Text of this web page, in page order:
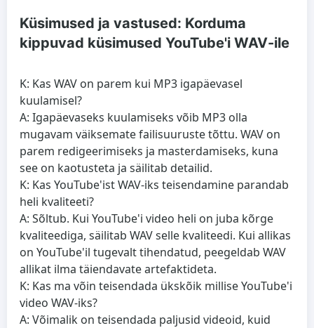
Küsimused ja vastused: Korduma
kippuvad küsimused YouTube'i WAV-ile
K: Kas WAV on parem kui MP3 igapäevasel
kuulamisel?
A: Igapäevaseks kuulamiseks võib MP3 olla
mugavam väiksemate failisuuruste tõttu. WAV on
parem redigeerimiseks ja masterdamiseks, kuna
see on kaotusteta ja säilitab detailid.
K: Kas YouTube'ist WAV-iks teisendamine parandab
heli kvaliteeti?
A: Sõltub. Kui YouTube'i video heli on juba kõrge
kvaliteediga, säilitab WAV selle kvaliteedi. Kui allikas
on YouTube'il tugevalt tihendatud, peegeldab WAV
allikat ilma täiendavate artefaktideta.
K: Kas ma võin teisendada ükskõik millise YouTube'i
video WAV-iks?
A: Võimalik on teisendada paljusid videoid, kuid